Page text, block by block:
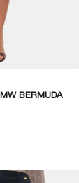
BERMUDA